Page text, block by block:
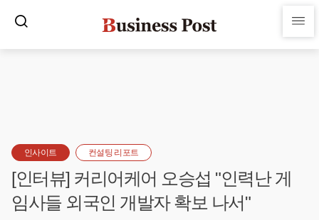
인사이트 컨설팅 리포트
[인터뷰] 커리어케어 오승섭 "인력난 게
임사들 외국인 개발자 확보 나서"